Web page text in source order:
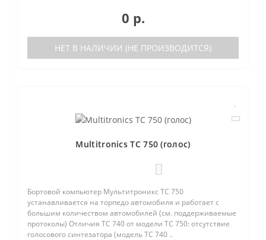
0 р.
НЕТ В НАЛИЧИИ (НЕ ПРОИЗВОДИТСЯ)
Multitronics TC 750 (голос)
Бортовой компьютер Мультитроникс TC 750
устанавливается на торпедо автомобиля и работает с
большим количеством автомобилей (см. поддерживаемые
протоколы) Отличия TC 740 от модели TC 750: отсутствие
голосового синтезатора (модель TC 740 ..